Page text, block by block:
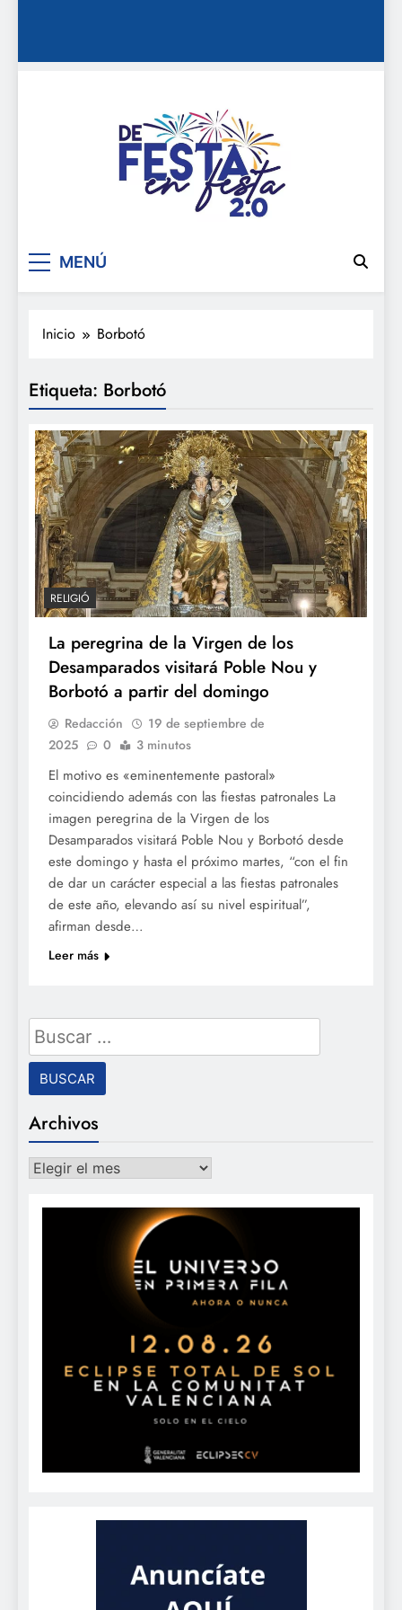
De festa en festa 2.0
MENÚ
Inicio Borbotó
Etiqueta: Borbotó
RELIGIÓ
La peregrina de la Virgen de los
Desamparados visitará Poble Nou y
Borbotó a partir del domingo
Redacción
19 de septiembre de
2025
0 3 minutos
El motivo es «eminentemente pastoral»
coincidiendo además con las fiestas patronales La
imagen peregrina de la Virgen de los
Desamparados visitará Poble Nou y Borbotó desde
este domingo y hasta el próximo martes, “con el fin
de dar un carácter especial a las fiestas patronales
de este año, elevando así su nivel espiritual”,
afirman desde…
Leer más
Buscar:
Archivos
Archivos